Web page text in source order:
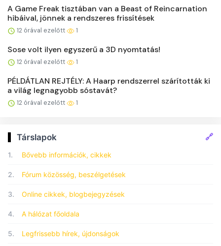
A Game Freak tisztában van a Beast of Reincarnation
hibáival, jönnek a rendszeres frissítések
12 órával ezelőtt 1
Sose volt ilyen egyszerű a 3D nyomtatás!
12 órával ezelőtt 1
PÉLDÁTLAN REJTÉLY: A Haarp rendszerrel szárították ki
a világ legnagyobb sóstavát?
12 órával ezelőtt 1
Társlapok 🔗
1. Bővebb információk, cikkek
2. Fórum közösség, beszélgetések
3. Online cikkek, blogbejegyzések
4. A hálózat főoldala
5. Legfrissebb hírek, újdonságok